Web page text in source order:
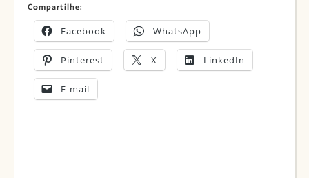
Compartilhe:
Facebook WhatsApp
Pinterest X LinkedIn
E-mail